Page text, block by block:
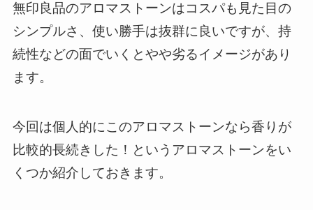
無印良品のアロマストーンはコスパも見た目の
シンプルさ、使い勝手は抜群に良いですが、持
続性などの面でいくとやや劣るイメージがあり
ます。
今回は個人的にこのアロマストーンなら香りが
比較的長続きした！というアロマストーンをい
くつか紹介しておきます。